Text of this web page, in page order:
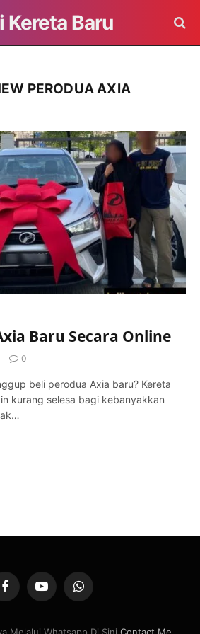
Kereta Baru
PERODUA AXIA
Baru Secara Online
0
beli perodua Axia baru? Kereta
kurang selesa bagi kebanyakkan
FacebookYouTubeWhatsApp
Melalui Whatsapp Di Sini Contact Me